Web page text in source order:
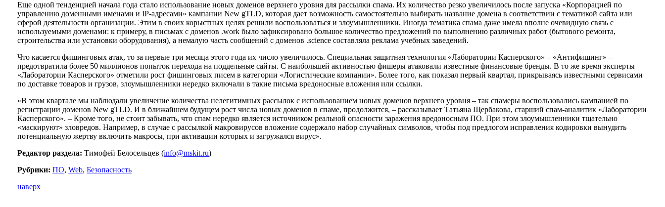
Еще одной тенденцией начала года стало использование новых доменов верхнего уровня для рассылки спама. Их количество резко увеличилось после запуска «Корпорацией по
управлению доменными именами и IP-адресами» кампании New gTLD, которая дает возможность самостоятельно выбирать название домена в соответствии с тематикой сайта или
сферой деятельности организации. Этим в своих корыстных целях решили воспользоваться и злоумышленники. Иногда тематика спама даже имела вполне очевидную связь с
используемыми доменами: к примеру, в письмах с доменов .work было зафиксировано большое количество предложений по выполнению различных работ (бытового ремонта,
строительства или установки оборудования), а немалую часть сообщений с доменов .science составляла реклама учебных заведений.
Что касается фишинговых атак, то за первые три месяца этого года их число увеличилось. Специальная защитная технология «Лаборатории Касперского» – «Антифишинг» –
предотвратила более 50 миллионов попыток перехода на поддельные сайты. С наибольшей активностью фишеры атаковали известные финансовые бренды. В то же время эксперты
«Лаборатории Касперского» отметили рост фишинговых писем в категории «Логистические компании». Более того, как показал первый квартал, прикрываясь известными сервисами
по доставке товаров и грузов, злоумышленники нередко включали в такие письма вредоносные вложения или ссылки.
«В этом квартале мы наблюдали увеличение количества нелегитимных рассылок с использованием новых доменов верхнего уровня – так спамеры воспользовались кампанией по
регистрации доменов New gTLD. И в ближайшем будущем рост числа новых доменов в спаме, продолжится, – рассказывает Татьяна Щербакова, старший спам-аналитик «Лаборатории
Касперского». – Кроме того, не стоит забывать, что спам нередко является источником реальной опасности заражения вредоносным ПО. При этом злоумышленники тщательно
«маскируют» зловредов. Например, в случае с рассылкой макровирусов вложение содержало набор случайных символов, чтобы под предлогом исправления кодировки вынудить
потенциальную жертву включить макросы, при активации которых и загружался вирус».
Редактор раздела: Тимофей Белосельцев (info@mskit.ru)
Рубрики: ПО, Web, Безопасность
наверх